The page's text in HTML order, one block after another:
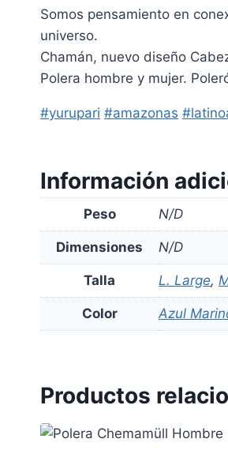
Somos pensamiento en
universo.
Chamán, nuevo diseño
Polera hombre y mujer.
#yurupari #amazonas
Información
Peso N/D
Dimensiones N/D
Talla L. Large,
Color Azul
Productos